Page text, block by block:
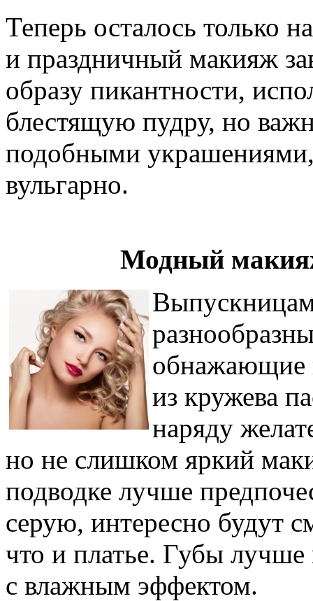
Теперь осталось только
и праздничный макияж
образу пикантности,
блестящую пудру, но
подобными
вульгарно.
Модный
обнажающие
из кружева
наряду
но не слишком яркий
подводке лучше
серую, интересно будут
что и платье. Губы
с влажным эффектом.